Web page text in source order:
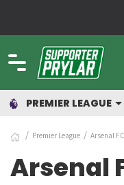
PREMIER LEAGUE
Premier League Arsenal FC
Arsenal